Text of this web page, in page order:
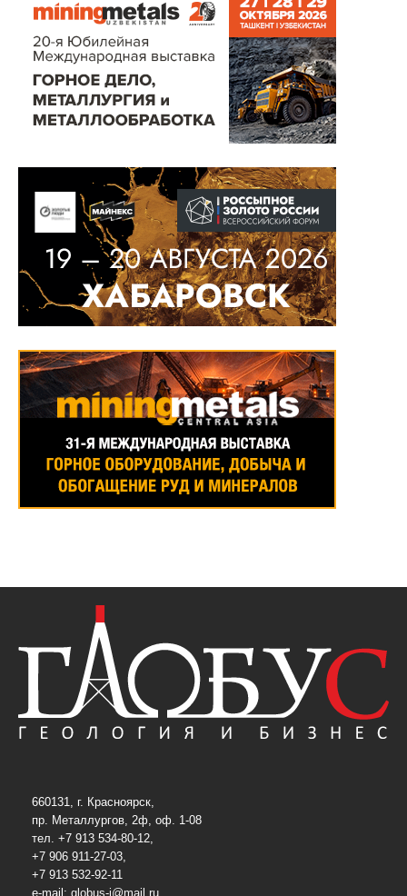
660131, г. Красноярск,
пр. Металлургов, 2ф, оф. 1-08
тел. +7 913 534-80-12,
+7 906 911-27-03,
+7 913 532-92-11
e-mail: globus-j@mail.ru